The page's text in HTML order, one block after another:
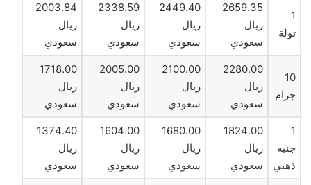
1
تولة
2659.35
ريال
سعودي
2449.40
ريال
سعودي
2338.59
ريال
سعودي
2003.84
ريال
سعودي
10
جرام
2280.00
ريال
سعودي
2100.00
ريال
سعودي
2005.00
ريال
سعودي
1718.00
ريال
سعودي
1
جنيه
ذهبي
1824.00
ريال
سعودي
1680.00
ريال
سعودي
1604.00
ريال
سعودي
1374.40
ريال
سعودي